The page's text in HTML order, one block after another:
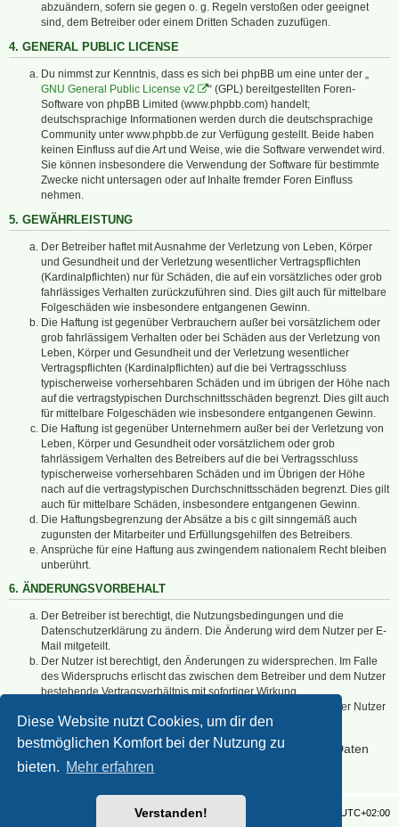
Diese Website nutzt Cookies, um dir den
bestmöglichen Komfort bei der Nutzung zu
bieten. Mehr erfahren
Verstanden!
abzuändern, sofern sie gegen o. g. Regeln verstoßen oder geeignet
sind, dem Betreiber oder einem Dritten Schaden zuzufügen.
4. GENERAL PUBLIC LICENSE
Du nimmst zur Kenntnis, dass es sich bei phpBB um eine unter der „
GNU General Public License v2
“ (GPL) bereitgestellten Foren-
Software von phpBB Limited (www.phpbb.com) handelt;
deutschsprachige Informationen werden durch die deutschsprachige
Community unter www.phpbb.de zur Verfügung gestellt. Beide haben
keinen Einfluss auf die Art und Weise, wie die Software verwendet wird.
Sie können insbesondere die Verwendung der Software für bestimmte
Zwecke nicht untersagen oder auf Inhalte fremder Foren Einfluss
nehmen.
5. GEWÄHRLEISTUNG
Der Betreiber haftet mit Ausnahme der Verletzung von Leben, Körper
und Gesundheit und der Verletzung wesentlicher Vertragspflichten
(Kardinalpflichten) nur für Schäden, die auf ein vorsätzliches oder grob
fahrlässiges Verhalten zurückzuführen sind. Dies gilt auch für mittelbare
Folgeschäden wie insbesondere entgangenen Gewinn.
Die Haftung ist gegenüber Verbrauchern außer bei vorsätzlichem oder
grob fahrlässigem Verhalten oder bei Schäden aus der Verletzung von
Leben, Körper und Gesundheit und der Verletzung wesentlicher
Vertragspflichten (Kardinalpflichten) auf die bei Vertragsschluss
typischerweise vorhersehbaren Schäden und im übrigen der Höhe nach
auf die vertragstypischen Durchschnittsschäden begrenzt. Dies gilt auch
für mittelbare Folgeschäden wie insbesondere entgangenen Gewinn.
Die Haftung ist gegenüber Unternehmern außer bei der Verletzung von
Leben, Körper und Gesundheit oder vorsätzlichem oder grob
fahrlässigem Verhalten des Betreibers auf die bei Vertragsschluss
typischerweise vorhersehbaren Schäden und im Übrigen der Höhe
nach auf die vertragstypischen Durchschnittsschäden begrenzt. Dies gilt
auch für mittelbare Schäden, insbesondere entgangenen Gewinn.
Die Haftungsbegrenzung der Absätze a bis c gilt sinngemäß auch
zugunsten der Mitarbeiter und Erfüllungsgehilfen des Betreibers.
Ansprüche für eine Haftung aus zwingendem nationalem Recht bleiben
unberührt.
6. ÄNDERUNGSVORBEHALT
Der Betreiber ist berechtigt, die Nutzungsbedingungen und die
Datenschutzerklärung zu ändern. Die Änderung wird dem Nutzer per E-
Mail mitgeteilt.
Der Nutzer ist berechtigt, den Änderungen zu widersprechen. Im Falle
des Widerspruchs erlischt das zwischen dem Betreiber und dem Nutzer
bestehende Vertragsverhältnis mit sofortiger Wirkung.
Die Änderungen gelten als anerkannt und verbindlich, wenn der Nutzer
den Änderungen zugestimmt hat.
Informationen über den Umgang mit deinen persönlichen Daten
sind in der Datenschutzerklärung enthalten.
UTC+02:00